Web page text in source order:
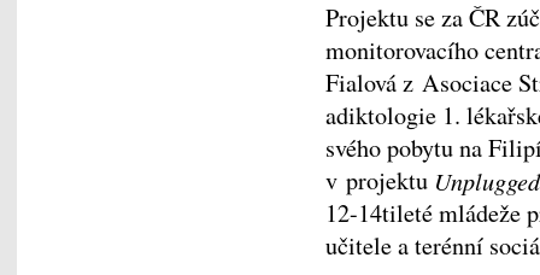
Projektu se za ČR
monitorovacího
Fialová z Asociace
adiktologie 1.
svého pobytu na
v projektu Unplugged
12-14tileté mládeže
učitele a terénní